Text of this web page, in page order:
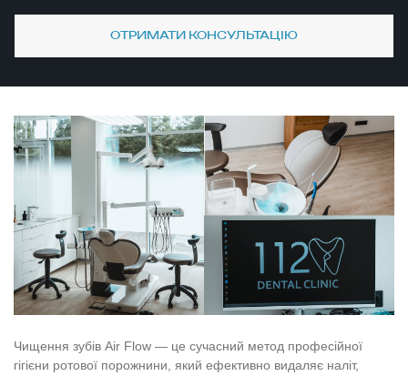
ОТРИМАТИ КОНСУЛЬТАЦІЮ
Чищення зубів Air Flow — це сучасний метод професійної
гігієни ротової порожнини, який ефективно видаляє наліт,